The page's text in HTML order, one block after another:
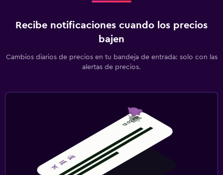
Recibe notificaciones cuando los precios
bajen
Cambios diarios de precios en tu bandeja de entrada: solo con las
alertas de precios.